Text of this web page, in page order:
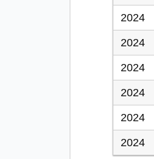
2024
2024
2024
2024
2024
2024